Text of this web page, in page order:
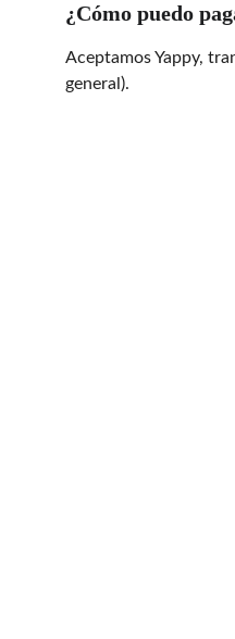
¿Cómo puedo
Aceptamos Yappy,
general).